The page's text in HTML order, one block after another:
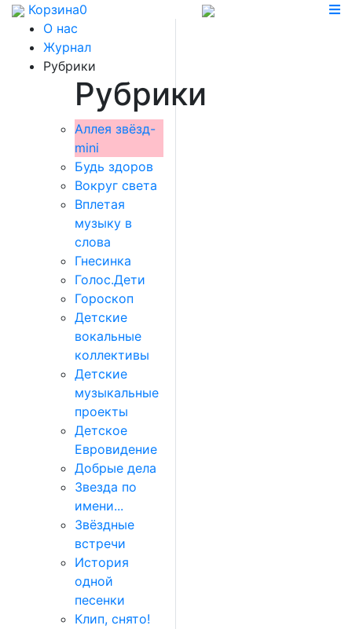
Корзина0
О нас
Журнал
Рубрики
Рубрики
Аллея звёзд-
mini
Будь здоров
Вокруг света
Вплетая
музыку в
слова
Гнесинка
Голос.Дети
Гороскоп
Детские
вокальные
коллективы
Детские
музыкальные
проекты
Детское
Евровидение
Добрые дела
Звезда по
имени...
Звёздные
встречи
История
одной
песенки
Клип, снято!